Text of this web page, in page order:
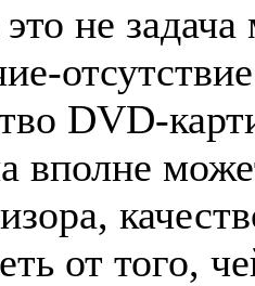
это не
DVD-
вполне
от того,